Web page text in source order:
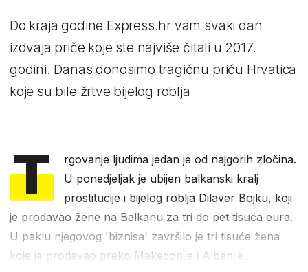
Do kraja godine Express.hr vam svaki dan
izdvaja priče koje ste najviše čitali u 2017.
godini. Danas donosimo tragičnu priču Hrvatica
koje su bile žrtve bijelog roblja
T
rgovanje ljudima jedan je od najgorih zločina.
U ponedjeljak je ubijen balkanski kralj
prostitucije i bijelog roblja Dilaver Bojku, koji
je prodavao žene na Balkanu za tri do pet tisuća eura.
U paklu njegovog 'biznisa' završilo je tri tisuće žena
koje je prodavao preko Makedonije i Albanije.